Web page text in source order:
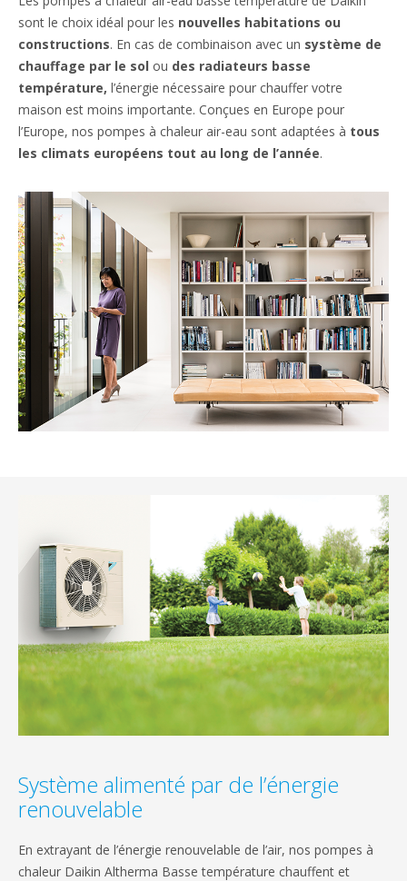
sont le choix idéal pour les nouvelles habitations ou
constructions. En cas de combinaison avec un système de
chauffage par le sol ou des radiateurs basse
température, l’énergie nécessaire pour chauffer votre
maison est moins importante. Conçues en Europe pour
l’Europe, nos pompes à chaleur air-eau sont adaptées à tous
les climats européens tout au long de l’année.
Système alimenté par de l’énergie
renouvelable
En extrayant de l’énergie renouvelable de l’air, nos pompes à
chaleur Daikin Altherma Basse température chauffent et